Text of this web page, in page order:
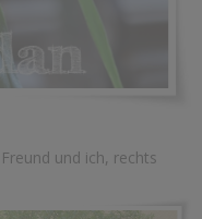
und ich, rechts